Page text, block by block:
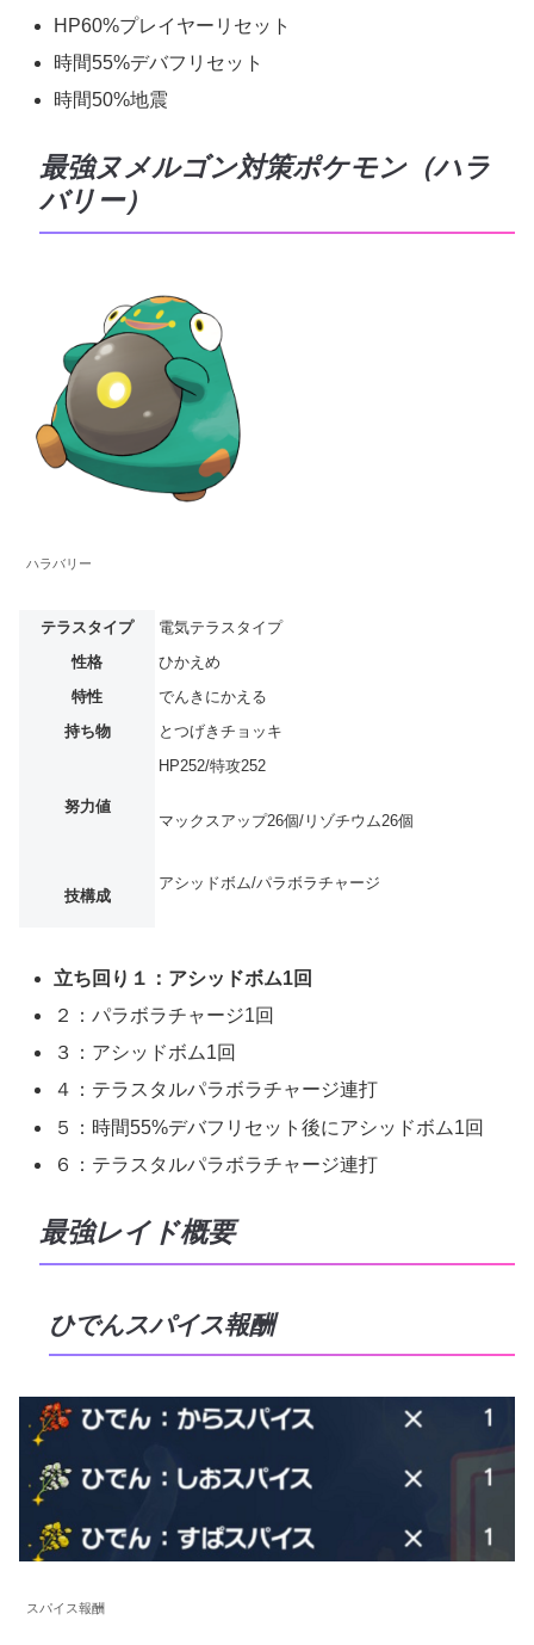
HP60%プレイヤーリセット
時間55%デバフリセット
時間50%地震
最強ヌメルゴン対策ポケモン（ハラ
バリー）
ハラバリー
テラスタイプ
電気テラスタイプ
性格
ひかえめ
特性
でんきにかえる
持ち物
とつげきチョッキ
努力値
HP252/特攻252
マックスアップ26個/リゾチウム26個
技構成
アシッドボム/パラボラチャージ
立ち回り１：アシッドボム1回
２：パラボラチャージ1回
３：アシッドボム1回
４：テラスタルパラボラチャージ連打
５：時間55%デバフリセット後にアシッドボム1回
６：テラスタルパラボラチャージ連打
最強レイド概要
ひでんスパイス報酬
スパイス報酬